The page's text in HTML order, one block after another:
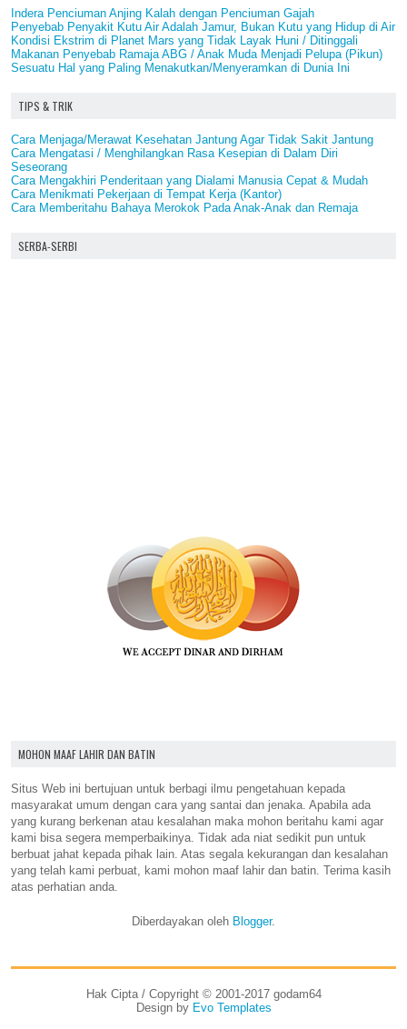
Indera Penciuman Anjing Kalah dengan Penciuman Gajah
Penyebab Penyakit Kutu Air Adalah Jamur, Bukan Kutu yang Hidup di Air
Kondisi Ekstrim di Planet Mars yang Tidak Layak Huni / Ditinggali
Makanan Penyebab Ramaja ABG / Anak Muda Menjadi Pelupa (Pikun)
Sesuatu Hal yang Paling Menakutkan/Menyeramkan di Dunia Ini
TIPS & TRIK
Cara Menjaga/Merawat Kesehatan Jantung Agar Tidak Sakit Jantung
Cara Mengatasi / Menghilangkan Rasa Kesepian di Dalam Diri
Seseorang
Cara Mengakhiri Penderitaan yang Dialami Manusia Cepat & Mudah
Cara Menikmati Pekerjaan di Tempat Kerja (Kantor)
Cara Memberitahu Bahaya Merokok Pada Anak-Anak dan Remaja
SERBA-SERBI
MOHON MAAF LAHIR DAN BATIN
Situs Web ini bertujuan untuk berbagi ilmu pengetahuan kepada
masyarakat umum dengan cara yang santai dan jenaka. Apabila ada
yang kurang berkenan atau kesalahan maka mohon beritahu kami agar
kami bisa segera memperbaikinya. Tidak ada niat sedikit pun untuk
berbuat jahat kepada pihak lain. Atas segala kekurangan dan kesalahan
yang telah kami perbuat, kami mohon maaf lahir dan batin. Terima kasih
atas perhatian anda.
Diberdayakan oleh Blogger.
Hak Cipta / Copyright © 2001-2017 godam64
Design by Evo Templates